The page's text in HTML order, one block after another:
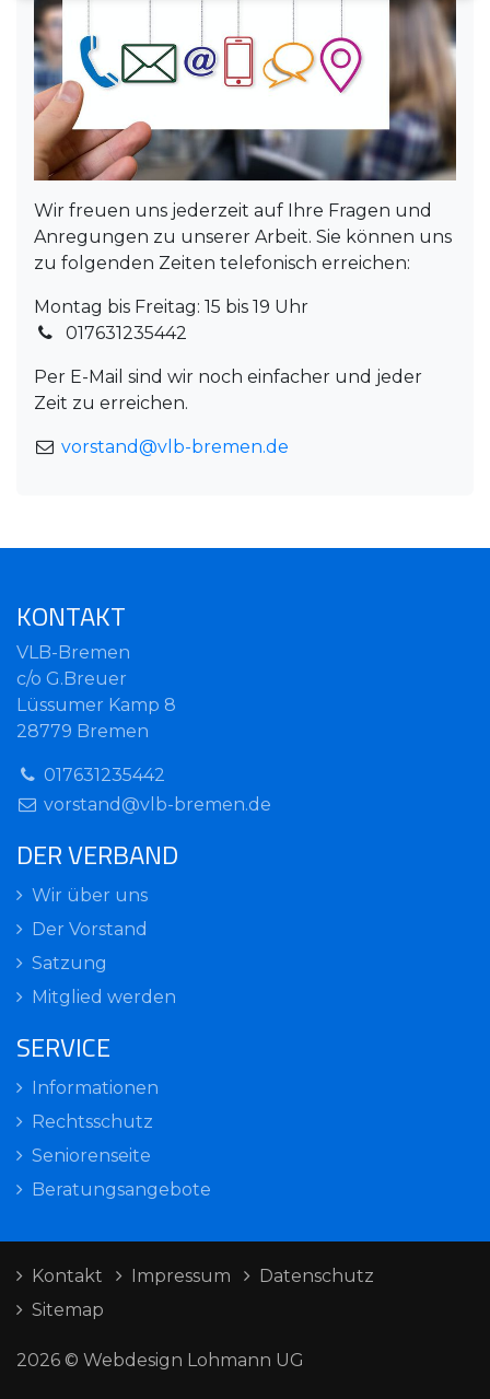
Wir freuen uns jederzeit auf Ihre Fragen und
Anregungen zu unserer Arbeit. Sie können uns
zu folgenden Zeiten telefonisch erreichen:
Montag bis Freitag: 15 bis 19 Uhr
017631235442
Per E-Mail sind wir noch einfacher und jeder
Zeit zu erreichen.
vorstand@vlb-bremen.de
KONTAKT
VLB-Bremen
c/o G.Breuer
Lüssumer Kamp 8
28779 Bremen
017631235442
vorstand@vlb-bremen.de
DER VERBAND
Wir über uns
Der Vorstand
Satzung
Mitglied werden
SERVICE
Informationen
Rechtsschutz
Seniorenseite
Beratungsangebote
Kontakt Impressum
Datenschutz
Sitemap
2026 © Webdesign Lohmann UG